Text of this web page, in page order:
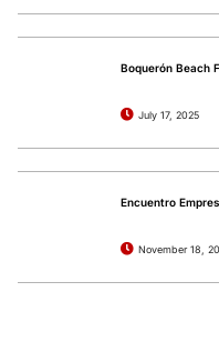
Boquerón Beach
July 17, 2025
Encuentro
November 18,